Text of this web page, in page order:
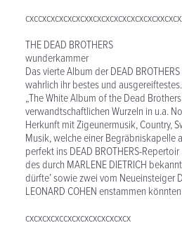
THE DEAD BROTHERS
wunderkammer
Das vierte Album der DEAD
wahrlich ihr bestes und
„The White Album of the Dead
verwandtschaftlichen Wurzeln in u.a.
Herkunft mit Zigeunermusik, Country,
Musik, welche einer Begräbniskapelle
perfekt ins DEAD BROTHERS-
des durch MARLENE DIETRICH
dürfte’ sowie zwei vom Neueinsteiger
LEONARD COHEN enstammen
cxcxcxcxccxcxcxcxcxcxcxcx